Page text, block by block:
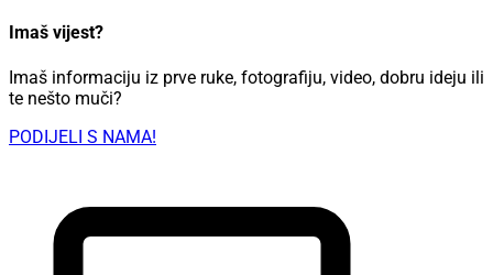
Imaš vijest?
Imaš informaciju iz prve ruke, fotografiju, video, dobru ideju ili
te nešto muči?
PODIJELI S NAMA!